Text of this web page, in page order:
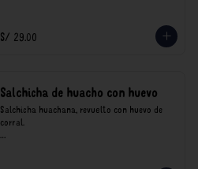
S/ 29.00
Salchicha de huacho con huevo
Salchicha huachana, revuelto con huevo de
corral.